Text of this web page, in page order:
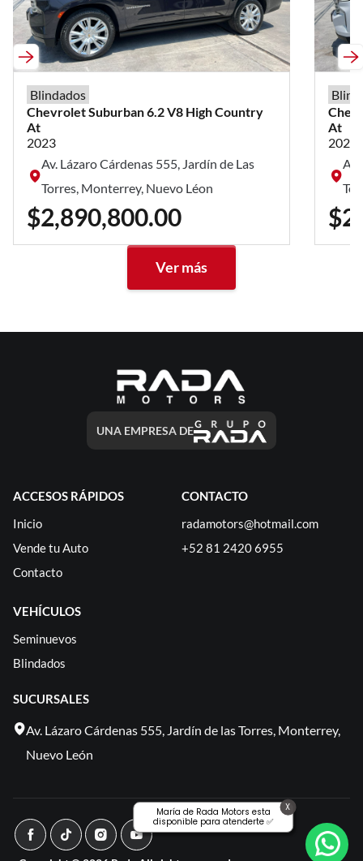
Blindados
ChevroletSuburban6.2 V8 High Country
At
2023
Av. Lázaro Cárdenas 555, Jardín de Las
Torres, Monterrey, Nuevo Léon
$2,890,800.00
At
2023
Av.
Ver más
UNA EMPRESA DE
ACCESOS RÁPIDOS
Inicio
Vende tu Auto
Contacto
CONTACTO
radamotors@hotmail.com
+52 81 2420 6955
VEHÍCULOS
Seminuevos
Blindados
SUCURSALES
Av. Lázaro Cárdenas 555, Jardín de las Torres, Monterrey,
Nuevo León
María de Rada Motors esta
disponible para atenderte ✅
X